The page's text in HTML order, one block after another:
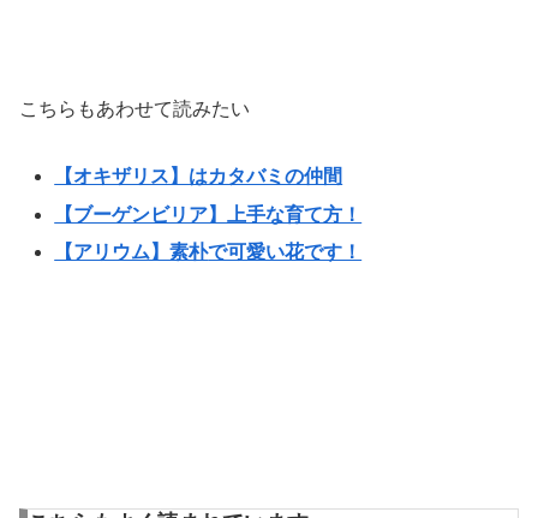
こちらもあわせて読みたい
【オキザリス】はカタバミの仲間
【ブーゲンビリア】上手な育て方！
【アリウム】素朴で可愛い花です！